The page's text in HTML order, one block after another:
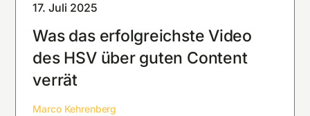
17. Juli 2025
Was das erfolgreichste Video
des HSV über guten Content
verrät
Marco Kehrenberg